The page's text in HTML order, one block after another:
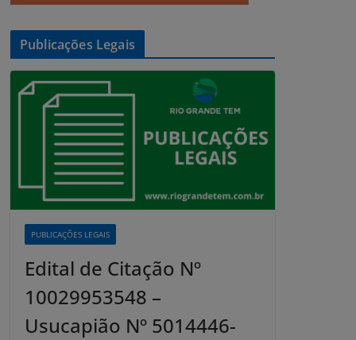
Publicações Legais
PUBLICAÇÕES LEGAIS
Edital de Citação Nº
10029953548 –
Usucapião Nº 5014446-